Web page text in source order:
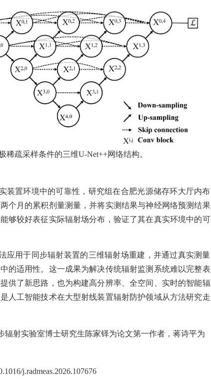
稀疏采样条件的三维U-Net++网络结构。
装置环境中的可靠性，研究组在合肥光源储存环大厅内布
个月的累积剂量测量，并将实测结果与神经网络预测结果
够较好表征实际辐射场分布，验证了其在真实环境中的可
应用于同步辐射装置的三维辐射场重建，并通过真实测量
的适用性。这一成果为解决传统辐射监测系统难以完整表
供了新思路，也为构建高分辨率、全空间、实时的智能辐
人工智能技术在大型射线装置辐射防护领域从方法研究走
辐射实验室博士研究生陈家铎为论文第一作者，蒋诗平为
j.radmeas.2026.107676